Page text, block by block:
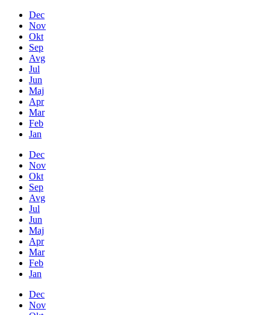
Dec
Nov
Okt
Sep
Avg
Jul
Jun
Maj
Apr
Mar
Feb
Jan
Dec
Nov
Okt
Sep
Avg
Jul
Jun
Maj
Apr
Mar
Feb
Jan
Dec
Nov